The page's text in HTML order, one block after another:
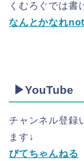
くむろぐでは書
なんとかなれ
▶YouTube
チャンネル登録
ます↓
ぴてちゃんねる